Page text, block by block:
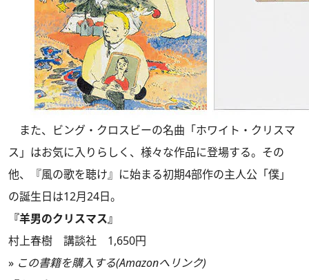
また、ビング・クロスビーの名曲「ホワイト・クリスマ
ス」はお気に入りらしく、様々な作品に登場する。その
他、『風の歌を聴け』に始まる初期4部作の主人公「僕」
の誕生日は12月24日。
『羊男のクリスマス』
村上春樹 講談社 1,650円
» この書籍を購入する(Amazonへリンク)